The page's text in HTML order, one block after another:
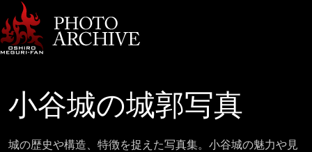
小谷城の城郭写真
城の歴史や構造、特徴を捉えた写真集。小谷城の魅力や見